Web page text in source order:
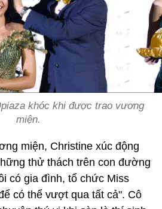
khóc khi được trao vương
miện.
miện, Christine xúc động
thử thách trên con đường
có gia đình, tổ chức Miss
có thể vượt qua tất cả". Cô